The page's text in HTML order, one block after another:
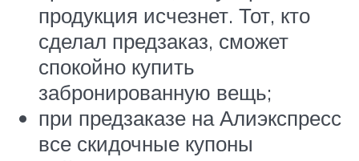
продукция исчезнет. Тот, кто
сделал предзаказ, сможет
спокойно купить
забронированную вещь;
при предзаказе на Алиэкспресс
все скидочные купоны